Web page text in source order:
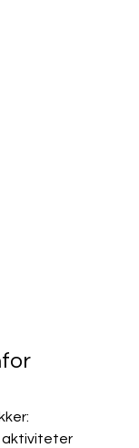
aktiviteter